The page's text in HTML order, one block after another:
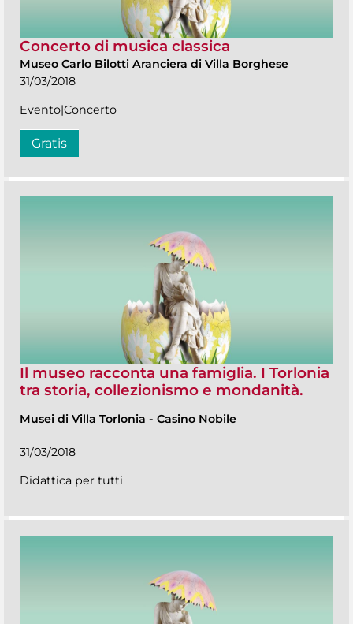
Concerto di musica classica
Museo Carlo Bilotti Aranciera di Villa Borghese
31/03/2018
Evento|Concerto
Gratis
Il museo racconta una famiglia. I Torlonia
tra storia, collezionismo e mondanità.
Musei di Villa Torlonia - Casino Nobile
31/03/2018
Didattica per tutti